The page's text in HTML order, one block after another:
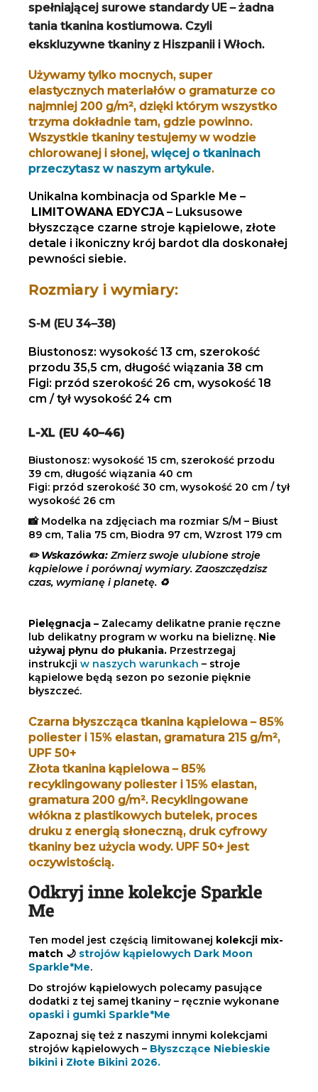
spełniającej surowe standardy UE – żadna
tania tkanina kostiumowa. Czyli
ekskluzywne tkaniny z Hiszpanii i Włoch.
Używamy tylko mocnych, super
elastycznych materiałów o gramaturze co
najmniej 200 g/m², dzięki którym wszystko
trzyma dokładnie tam, gdzie powinno.
Wszystkie tkaniny testujemy w wodzie
chlorowanej i słonej, więcej o tkaninach
przeczytasz w naszym artykule.
Unikalna kombinacja od Sparkle Me –
LIMITOWANA EDYCJA– Luksusowe
błyszczące czarne stroje kąpielowe, złote
detale i ikoniczny krój bardot dla doskonałej
pewności siebie.
Rozmiary i wymiary:
S-M (EU 34–38)
Biustonosz: wysokość 13 cm, szerokość
przodu 35,5 cm, długość wiązania 38 cm
Figi: przód szerokość 26 cm, wysokość 18
cm / tył wysokość 24 cm
L-XL (EU 40–46)
Biustonosz: wysokość 15 cm, szerokość przodu
39 cm, długość wiązania 40 cm
Figi: przód szerokość 30 cm, wysokość 20 cm / tył
wysokość 26 cm
📸 Modelka na zdjęciach ma rozmiar S/M – Biust
89 cm, Talia 75 cm, Biodra 97 cm, Wzrost 179 cm
✏️Wskazówka:Zmierz swoje ulubione stroje
kąpielowe i porównaj wymiary. Zaoszczędzisz
czas, wymianę i planetę. ♻️
Pielęgnacja – Zalecamy delikatne pranie ręczne
lub delikatny program w worku na bieliznę. Nie
używaj płynu do płukania. Przestrzegaj
instrukcji w naszych warunkach – stroje
kąpielowe będą sezon po sezonie pięknie
błyszczeć.
Czarna błyszcząca tkanina kąpielowa – 85%
poliester i 15% elastan, gramatura 215 g/m²,
UPF 50+
Złota tkanina kąpielowa – 85%
recyklingowany poliester i 15% elastan,
gramatura 200 g/m². Recyklingowane
włókna z plastikowych butelek, proces
druku z energią słoneczną, druk cyfrowy
tkaniny bez użycia wody. UPF 50+ jest
oczywistością.
Odkryj inne kolekcje Sparkle
Me
Ten model jest częścią limitowanej kolekcji mix-
match 🌙 strojów kąpielowych Dark Moon
Sparkle*Me.
Do strojów kąpielowych polecamy pasujące
dodatki z tej samej tkaniny – ręcznie wykonane
opaski i gumki Sparkle*Me
Zapoznaj się też z naszymi innymi kolekcjami
strojów kąpielowych – Błyszczące Niebieskie
bikini i Złote Bikini 2026.